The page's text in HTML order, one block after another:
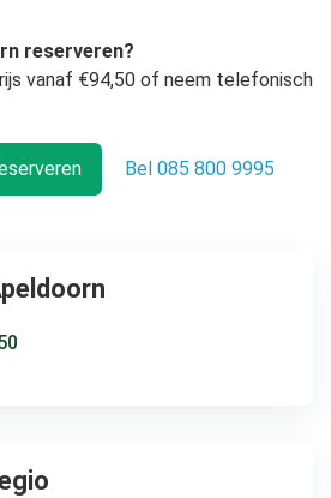
reserveren?
vanaf €94,50 of neem telefonisch
Bel 085 800 9995